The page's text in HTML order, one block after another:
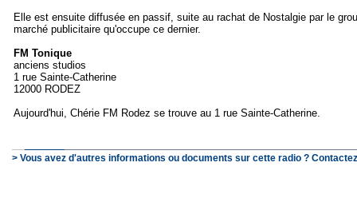
Elle est ensuite diffusée en passif, suite au rachat de Nostalgie par le
marché publicitaire qu'occupe ce dernier.
FM Tonique
anciens studios
1 rue Sainte-Catherine
12000 RODEZ
Aujourd'hui, Chérie FM Rodez se trouve au 1 rue Sainte-Catherine.
> Vous avez d'autres informations ou documents sur cette radio ?